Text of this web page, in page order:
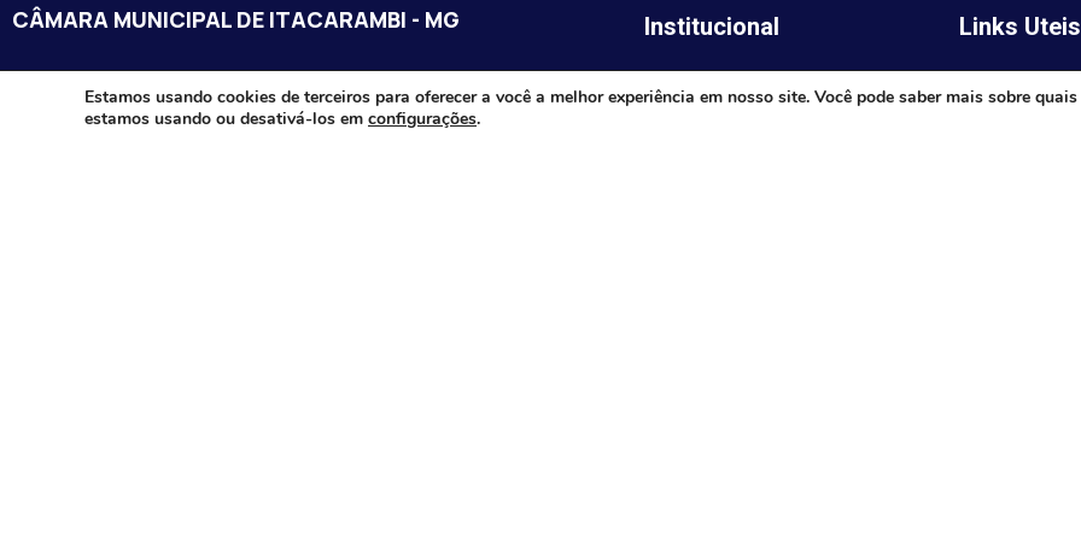
CÂMARA MUNICIPAL DE ITACARAMBI - MG
Endereço: Av. Juca Nascimento, n.º 240, Nossa Senhora de Fátima,
Itacarambi/MG – CEP: 39470-000
Institucional
Legislativo
Links Uteis
Prefeitura de
Estamos usando cookies de terceiros para oferecer a você a melhor experiência em nosso site. Você pode saber mais sobre
estamos usando ou desativá-los em configurações.